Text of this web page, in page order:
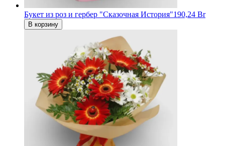
Букет из роз и гербер "Cказочная История"190,24 Br
В корзину